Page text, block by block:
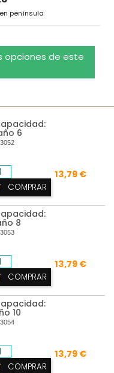
península
opciones de este
6
3052
13,79 €
COMPRAR
8
3053
13,79 €
COMPRAR
10
3054
13,79 €
COMPRAR